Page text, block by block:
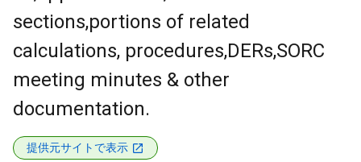
sections,portions of related
calculations, procedures,DERs,SORC
meeting minutes & other
documentation.
提供元サイトで表示